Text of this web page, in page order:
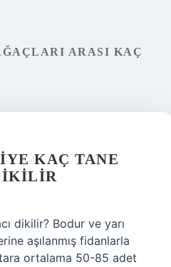
ARASI KAÇ
KAÇ TANE
dikilir? Bodur ve yarı
aşılanmış fidanlarla
ortalama 50-85 adet